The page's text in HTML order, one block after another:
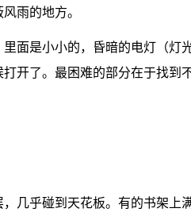
雨的地方。
面是小小的，昏暗的电灯（灯
开了。最困难的部分在于找到
几乎碰到天花板。有的书架上